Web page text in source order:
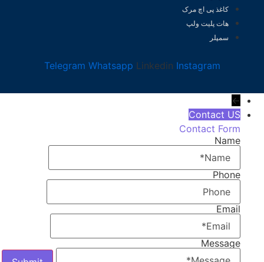
کاغذ پی اچ مرک
هات پلیت ولپ
سمپلر
Telegram Whatsapp Linkedin Instagram
←
Contact US
Contact Form
Name
Phone
Email
Message